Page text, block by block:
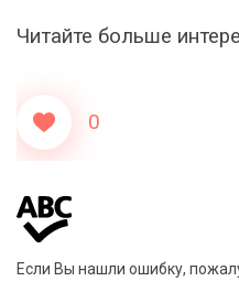
Читайте больше
0
Если Вы нашли ошибку,